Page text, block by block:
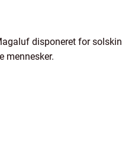
disponeret for solskin
mennesker.